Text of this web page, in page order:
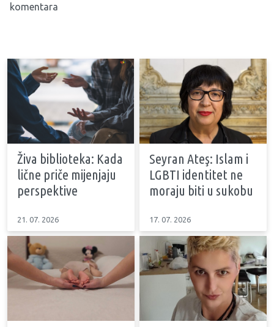
komentara
Živa biblioteka: Kada
lične priče mijenjaju
perspektive
21. 07. 2026
Seyran Ateş: Islam i
LGBTI identitet ne
moraju biti u sukobu
17. 07. 2026